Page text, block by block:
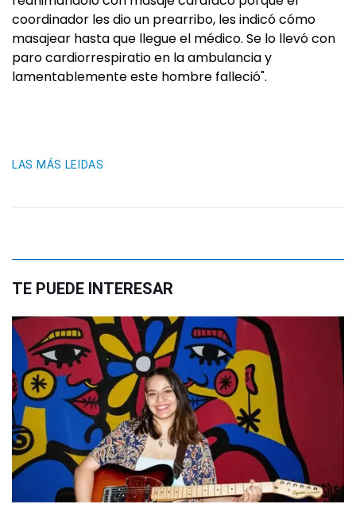
coordinador les dio un prearribo, les indicó cómo
masajear hasta que llegue el médico. Se lo llevó con
paro cardiorrespiratio en la ambulancia y
lamentablemente este hombre falleció".
LAS MÁS LEIDAS
TE PUEDE INTERESAR